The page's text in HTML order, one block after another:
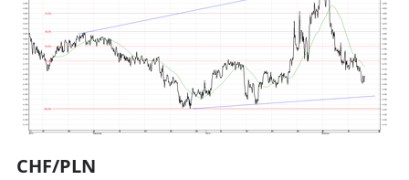
CHF/PLN